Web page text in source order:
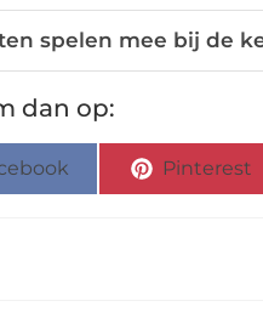
spelen mee bij de
dan op:
Pinterest